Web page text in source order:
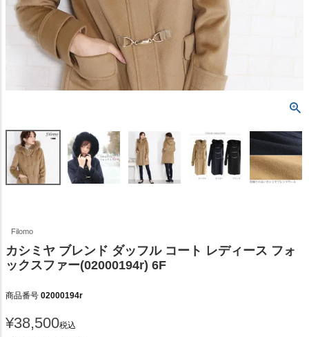
Filomo
カシミヤ ブレンド ダッフル コート レディース フォ
ックスファー(02000194r) 6F
商品番号 02000194r
¥38,500税込